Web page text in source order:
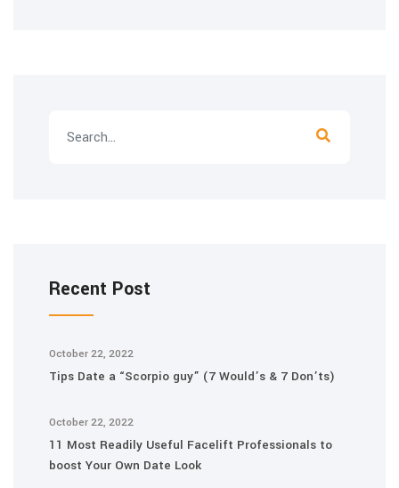
Recent Post
October 22, 2022
Tips Date a “Scorpio guy” (7 Would’s & 7 Don’ts)
October 22, 2022
11 Most Readily Useful Facelift Professionals to
boost Your Own Date Look